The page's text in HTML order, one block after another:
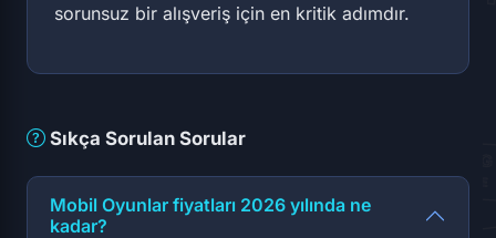
sorunsuz bir alışveriş için en kritik adımdır.
Sıkça Sorulan Sorular
Mobil Oyunlar fiyatları 2026 yılında ne
kadar?